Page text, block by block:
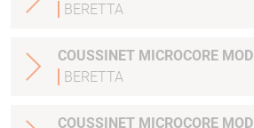
BERETTA
COUSSINET MICROCORE
BERETTA
COUSSINET MICROCORE